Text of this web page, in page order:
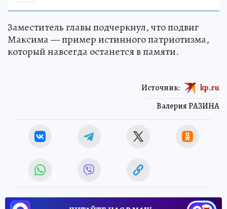
Заместитель главы подчеркнул, что подвиг
Максима — пример истинного патриотизма,
который навсегда останется в памяти.